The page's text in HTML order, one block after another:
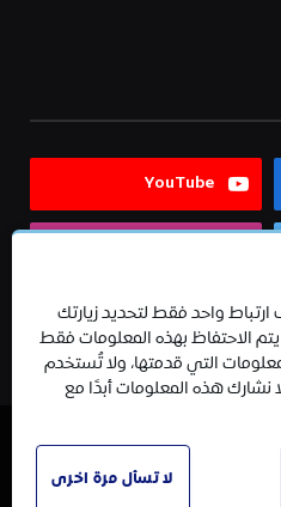
YouTube
واحد فقط لتحديد زيارتك
الاحتفاظ بهذه المعلومات فقط
التي قدمتها، ولا تُستخدم
نشارك هذه المعلومات أبدًا مع
لا تسأل مرة اخرى